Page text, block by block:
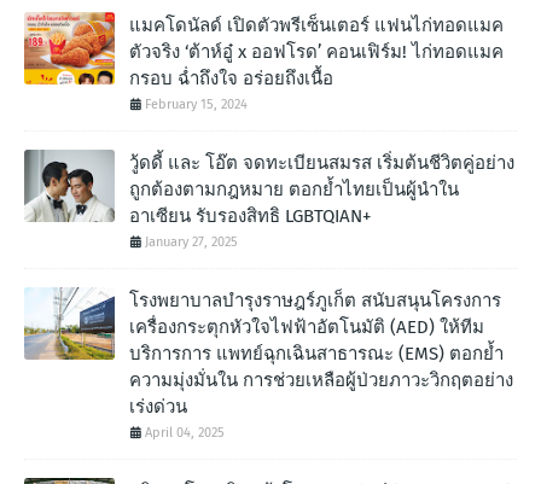
แมคโดนัลด์ เปิดตัวพรีเซ็นเตอร์ แฟนไก่ทอดแมค
ตัวจริง ‘ต้าห์อู๋ x ออฟโรด’ คอนเฟิร์ม! ไก่ทอดแมค
กรอบ ฉํ่าถึงใจ อร่อยถึงเนื้อ
February 15, 2024
วู้ดดี้ และ โอ๊ต จดทะเบียนสมรส เริ่มต้นชีวิตคู่อย่าง
ถูกต้องตามกฎหมาย ตอกย้ำไทยเป็นผู้นำใน
อาเซียน รับรองสิทธิ LGBTQIAN+
January 27, 2025
โรงพยาบาลบำรุงราษฎร์ภูเก็ต สนับสนุนโครงการ
เครื่องกระตุกหัวใจไฟฟ้าอัตโนมัติ (AED) ให้ทีม
บริการการ แพทย์ฉุกเฉินสาธารณะ (EMS) ตอกย้ำ
ความมุ่งมั่นใน การช่วยเหลือผู้ป่วยภาวะวิกฤตอย่าง
เร่งด่วน
April 04, 2025